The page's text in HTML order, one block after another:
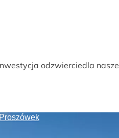
odzwierciedla nasze